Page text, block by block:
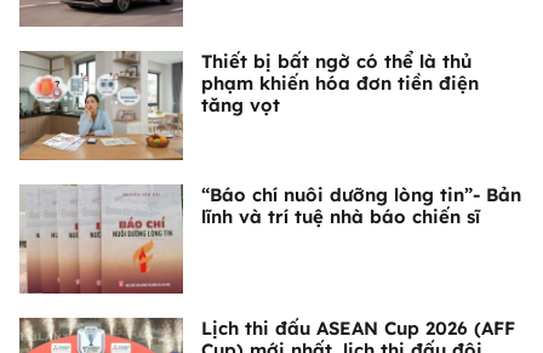
Thiết bị bất ngờ có thể là thủ
phạm khiến hóa đơn tiền điện
tăng vọt
“Báo chí nuôi dưỡng lòng tin”- Bản
lĩnh và trí tuệ nhà báo chiến sĩ
Lịch thi đấu ASEAN Cup 2026 (AFF